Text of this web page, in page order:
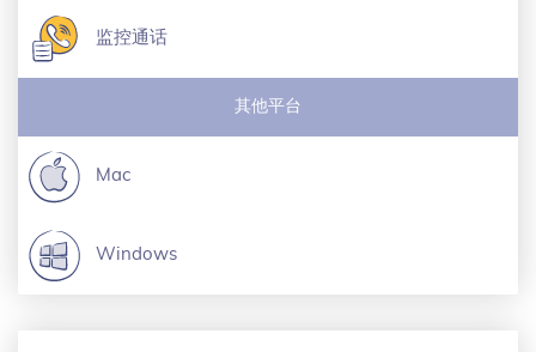
监控通话
其他平台
Mac
Windows